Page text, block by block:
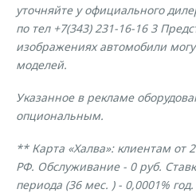
уточняйте у официального
по тел +7(343) 231-16-16 3
изображениях автомобили
моделей.
Указанное в рекламе
опциональным.
** Карта «Халва»: клиентам от
РФ. Обслуживание - 0 руб.
периода (36 мес. ) - 0,0001%